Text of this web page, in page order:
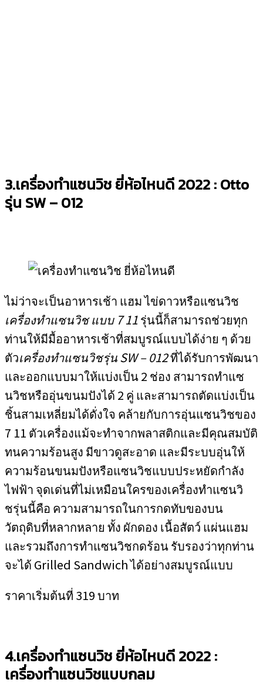
3.เครื่องทำแซนวิช ยี่ห้อไหนดี 2022 : Otto
รุ่น SW – 012
ไม่ว่าจะเป็นอาหารเช้า แฮม ไข่ดาวหรือแซนวิช
เครื่องทำแซนวิช แบบ 7 11รุ่นนี้ก็สามารถช่วยทุก
ท่านให้มีมื้ออาหารเช้าที่สมบูรณ์แบบได้ง่าย ๆ ด้วย
ตัวเครื่องทำแซนวิชรุ่น SW – 012ที่ได้รับการพัฒนา
และออกแบบมาให้แบ่งเป็น 2 ช่อง สามารถทำแซ
นวิชหรืออุ่นขนมปังได้ 2 คู่ และสามารถตัดแบ่งเป็น
ชิ้นสามเหลี่ยมได้ดั่งใจ คล้ายกับการอุ่นแซนวิชของ
7 11 ตัวเครื่องแม้จะทำจากพลาสติกและมีคุณสมบัติ
ทนความร้อนสูง มีขาวดูสะอาด และมีระบบอุ่นให้
ความร้อนขนมปังหรือแซนวิชแบบประหยัดกำลัง
ไฟฟ้า จุดเด่นที่ไม่เหมือนใครของเครื่องทำแซนวิ
ชรุ่นนี้คือ ความสามารถในการกดทับของบน
วัตถุดิบที่หลากหลาย ทั้ง ผักดอง เนื้อสัตว์ แผ่นแฮม
และรวมถึงการทำแซนวิชกดร้อน รับรองว่าทุกท่าน
จะได้ Grilled Sandwich ได้อย่างสมบูรณ์แบบ
ราคาเริ่มต้นที่ 319 บาท
4.เครื่องทำแซนวิช ยี่ห้อไหนดี 2022 :
เครื่องทำแซนวิชแบบกลม